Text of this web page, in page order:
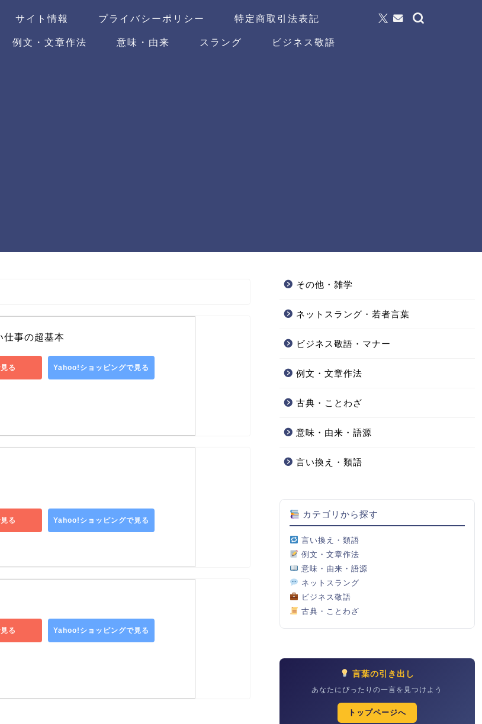
サイト情報 プライバシーポリシー
特定商取引法表記
例文・文章作法 意味・由来 スラング
ビジネス敬語
仕事の超基本
る Yahoo!ショッピングで見る
る Yahoo!ショッピングで見る
る Yahoo!ショッピングで見る
その他・雑学
ネットスラング・若者言葉
ビジネス敬語・マナー
例文・文章作法
古典・ことわざ
意味・由来・語源
言い換え・類語
カテゴリから探す
言い換え・類語
例文・文章作法
意味・由来・語源
ネットスラング
ビジネス敬語
古典・ことわざ
言葉の引き出し
あなたにぴったりの一言を見つけよう
トップページへ